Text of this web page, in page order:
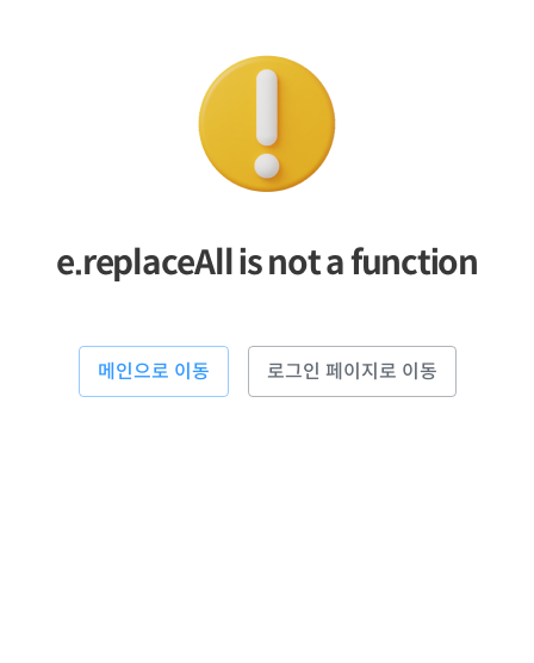
e.replaceAll is not a function
메인으로 이동 로그인 페이지로 이동